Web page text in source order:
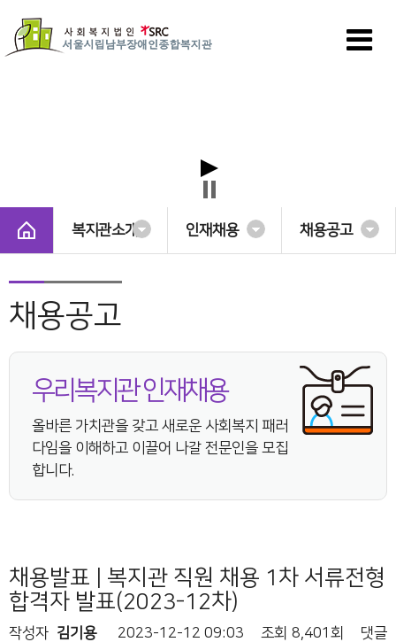
복지관소개 인재채용 채용공고
채용공고
우리복지관 인재채용
올바른 가치관을 갖고 새로운 사회복지 패러
다임을 이해하고 이끌어 나갈 전문인을 모집
합니다.
채용발표 | 복지관 직원 채용 1차 서류전형
합격자 발표(2023-12차)
작성자 김기용 2023-12-12 09:03 조회 8,401회
댓글